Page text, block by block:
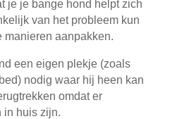
je je bange hond helpt zich
van het probleem kun
manieren aanpakken.
een eigen plekje (zoals
nodig waar hij heen kan
omdat er
in huis zijn.